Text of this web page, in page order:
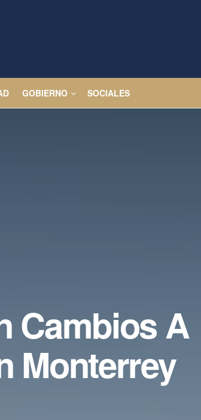
GOBIERNO SOCIALES
Cambios A
Monterrey